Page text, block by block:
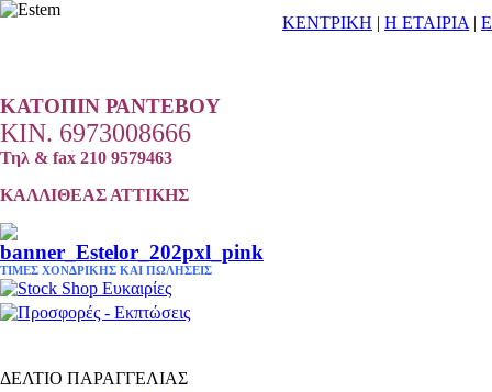
ΚΑΤΟΠΙΝ ΡΑΝΤΕΒΟΥ
ΚΙΝ. 6973008666
Τηλ & fax 210 9579463
ΚΑΛΛΙΘΕΑΣ ΑΤΤΙΚΗΣ
ΤΙΜΕΣ ΧΟΝΔΡΙΚΗΣ ΚΑΙ ΠΩΛΗΣΕΙΣ
ΔΕΛΤΙΟ ΠΑΡΑΓΓΕΛΙΑΣ
ΚΕΝΤΡΙΚΗ | Η ΕΤΑΙΡΙΑ |